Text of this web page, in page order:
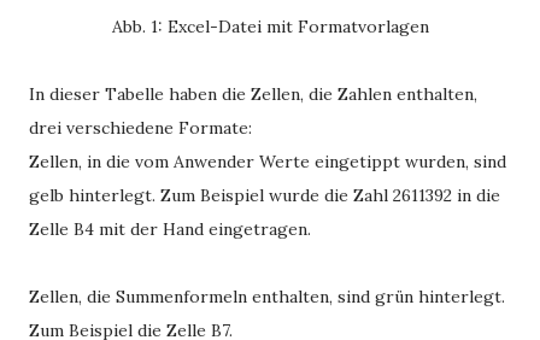
Abb. 1: Excel-Datei mit Formatvorlagen
In dieser Tabelle haben die Zellen, die Zahlen enthalten,
drei verschiedene Formate:
Zellen, in die vom Anwender Werte eingetippt wurden, sind
gelb hinterlegt. Zum Beispiel wurde die Zahl 2611392 in die
Zelle B4 mit der Hand eingetragen.
Zellen, die Summenformeln enthalten, sind grün hinterlegt.
Zum Beispiel die Zelle B7.